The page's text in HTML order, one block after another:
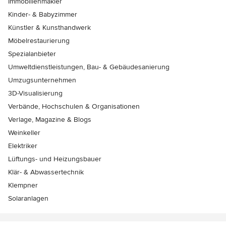
Kinder- & Babyzimmer
Künstler & Kunsthandwerk
Möbelrestaurierung
Spezialanbieter
Umweltdienstleistungen, Bau- & Gebäudesanierung
Umzugsunternehmen
3D-Visualisierung
Verbände, Hochschulen & Organisationen
Verlage, Magazine & Blogs
Weinkeller
Elektriker
Lüftungs- und Heizungsbauer
Klär- & Abwassertechnik
Klempner
Solaranlagen